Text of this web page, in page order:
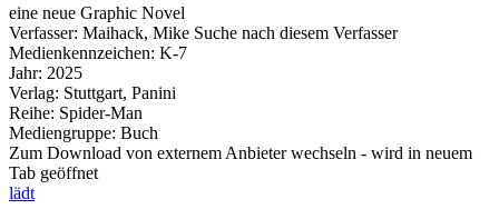
eine neue Graphic Novel
Verfasser: Maihack, Mike Suche nach diesem Verfasser
Medienkennzeichen: K-7
Jahr: 2025
Verlag: Stuttgart, Panini
Reihe: Spider-Man
Mediengruppe: Buch
Zum Download von externem Anbieter wechseln - wird in neuem
Tab geöffnet
lädt